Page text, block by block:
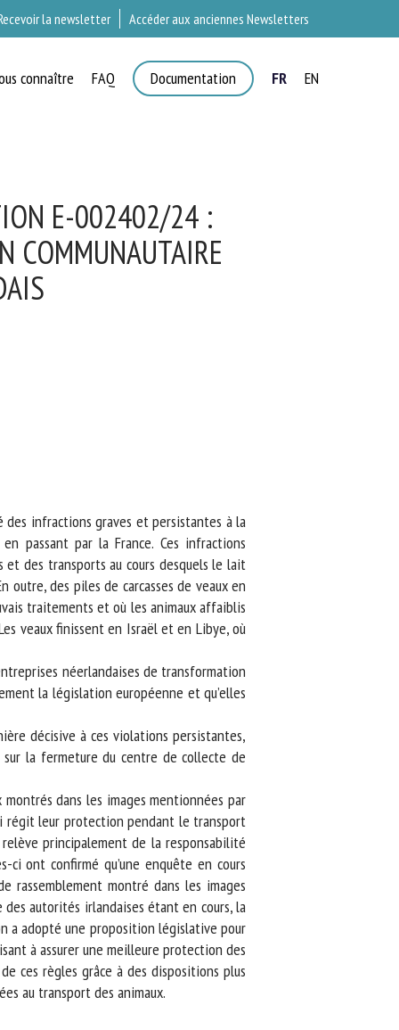
la newsletter Accéder aux anciennes Newsletters
connaître FAQ Documentation FR EN
E-002402/24 :
COMMUNAUTAIRE
infractions graves et persistantes à la
passant par la France. Ces infractions
des transports au cours desquels le lait
outre, des piles de carcasses de veaux en
traitements et où les animaux affaiblis
veaux finissent en Israël et en Libye, où
néerlandaises de transformation
la législation européenne et qu’elles
décisive à ces violations persistantes,
la fermeture du centre de collecte de
dans les images mentionnées par
leur protection pendant le transport
principalement de la responsabilité
ont confirmé qu’une enquête en cours
montré dans les images
autorités irlandaises étant en cours, la
a adopté une proposition législative pour
à assurer une meilleure protection des
ces règles grâce à des dispositions plus
au transport des animaux.